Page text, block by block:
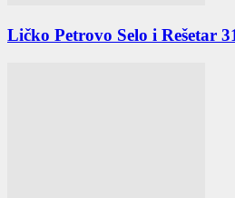
Ličko Petrovo Selo i Rešetar